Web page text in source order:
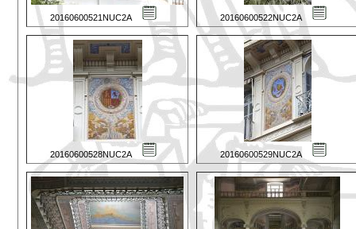
20160600521NUC2A 20160600522NUC2A
20160600528NUC2A 20160600529NUC2A